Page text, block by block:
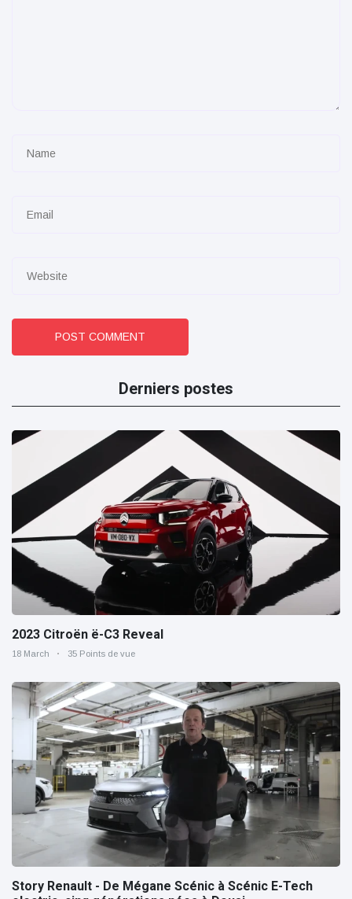
POST COMMENT
Derniers postes
2023 Citroën ë-C3 Reveal
18 March 35 Points de vue
Story Renault - De Mégane Scénic à Scénic E-Tech